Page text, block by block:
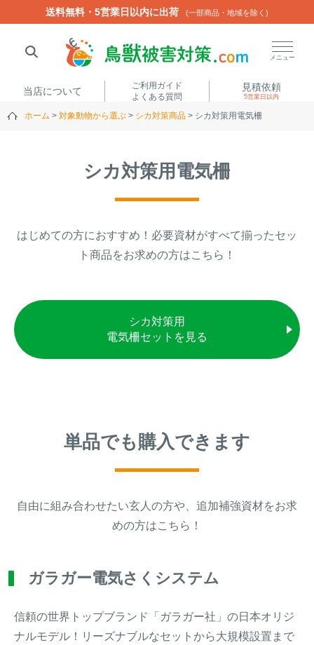
送料無料・5営業日以内に出荷 (一部商品・地域を除く)
メニュー
当店について
ご利用ガイド
よくある質問
見積依頼
5営業日以内
ホーム 対象動物から選ぶ シカ対策商品 シカ対策用電気柵
シカ対策用電気柵
はじめての方におすすめ！必要資材がすべて揃ったセッ
ト商品をお求めの方はこちら！
シカ対策用
電気柵セットを見る
単品でも購入できます
自由に組み合わせたい玄人の方や、追加補強資材をお求
めの方はこちら！
ガラガー電気さくシステム
信頼の世界トップブランド「ガラガー社」の日本オリジ
ナルモデル！リーズナブルなセットから大規模設置まで
送料無料・5営業日以内に出荷 (一部商品・地域を除く)
閉じる
ハイトシェルター 侵入禁刺イノシッシ
TREL4G-Rアニマルネット2300
商品カテゴリから選ぶ
トレイルカメラ（セン
知・遠隔監視）
箱わな
（イノシシ・シ
防獣・防鳥ネット
漁網
対象動物から選ぶ
動物の種類から対策商品を選ぶ